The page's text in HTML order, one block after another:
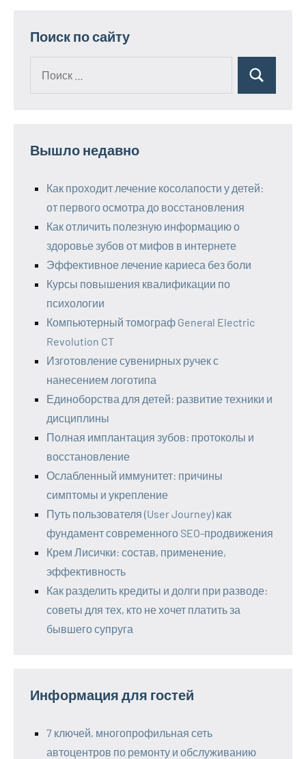
Поиск по сайту
Поиск
Вышло недавно
Как проходит лечение косолапости у детей:
от первого осмотра до восстановления
Как отличить полезную информацию о
здоровье зубов от мифов в интернете
Эффективное лечение кариеса без боли
Курсы повышения квалификации по
психологии
Компьютерный томограф General Electric
Revolution CT
Изготовление сувенирных ручек с
нанесением логотипа
Единоборства для детей: развитие техники и
дисциплины
Полная имплантация зубов: протоколы и
восстановление
Ослабленный иммунитет: причины
симптомы и укрепление
Путь пользователя (User Journey) как
фундамент современного SEO-продвижения
Крем Лисички: состав, применение,
эффективность
Как разделить кредиты и долги при разводе:
советы для тех, кто не хочет платить за
бывшего супруга
Информация для гостей
7 ключей, многопрофильная сеть
автоцентров по ремонту и обслуживанию